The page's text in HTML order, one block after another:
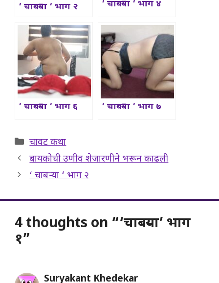
‘ चाबऱ्या ‘ भाग २ ‘ चाबऱ्या ‘ भाग ४
‘ चाबऱ्या ‘ भाग ६ ‘ चाबऱ्या ‘ भाग ७
Categories
चावट कथा
बायकोची उणीव शेजारणीने भरून काढली
‘ चाबऱ्या ‘ भाग २
4 thoughts on “‘चाबऱ्या’ भाग
१”
Suryakant Khedekar